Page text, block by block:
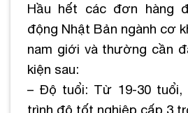
Hầu hết các đơn hàng
động Nhật Bản ngành cơ
nam giới và thường cần
kiện sau:
– Độ tuổi: Từ 19-30 tuổi,
trình độ tốt nghiệp cấp 3